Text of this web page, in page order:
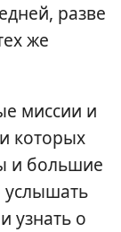
разве
же
миссии и
которых
и большие
услышать
узнать о